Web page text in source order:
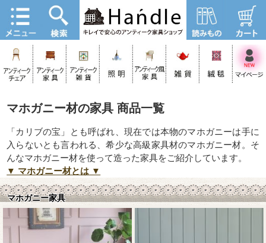
マホガニー材の家具 商品一覧
「カリブの宝」とも呼ばれ、現在では本物のマホガニーは手に
入らないとも言われる、希少な高級家具材のマホガニー材。そ
んなマホガニー材を使って造った家具をご紹介しています。
▼ マホガニー材とは ▼
マホガニー家具